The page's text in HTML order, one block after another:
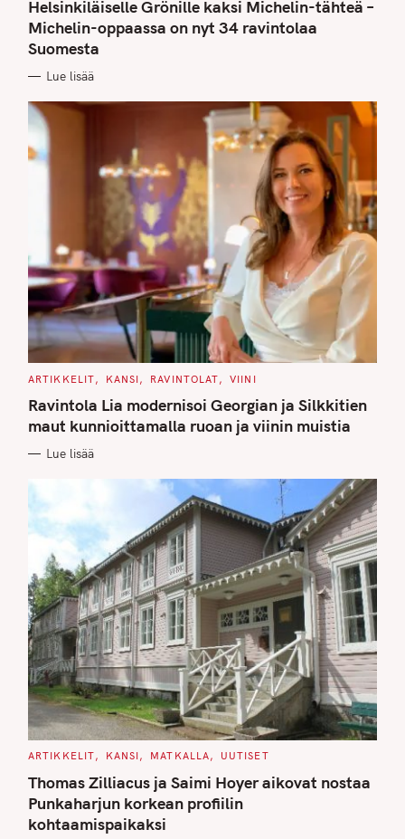
E
G
O
R
I
S
Helsinkiläiselle Grönille kaksi Michelin-tähteä –
Michelin-oppaassa on nyt 34 ravintolaa
Suomesta
Lue lisää
C
T
E
G
O
I
ARTIKKELIT KANSI RAVINTOLAT VIINI
Ravintola Lia modernisoi Georgian ja Silkkitien
maut kunnioittamalla ruoan ja viinin muistia
Lue lisää
C
T
E
G
O
R
I
ARTIKKELIT KANSI MATKALLA UUTISET
Thomas Zilliacus ja Saimi Hoyer aikovat nostaa
Punkaharjun korkean profiilin
kohtaamispaikaksi